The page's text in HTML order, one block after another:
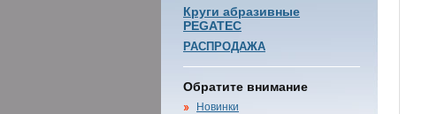
Круги абразивные
PEGATEC
РАСПРОДАЖА
Обратите внимание
Новинки